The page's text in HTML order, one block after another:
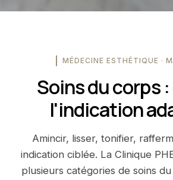
MÉDECINE ESTHÉTIQUE ·
Soins du corps
l'indication
Amincir, lisser, tonifier,
indication ciblée. La Clinique
plusieurs catégories de soins